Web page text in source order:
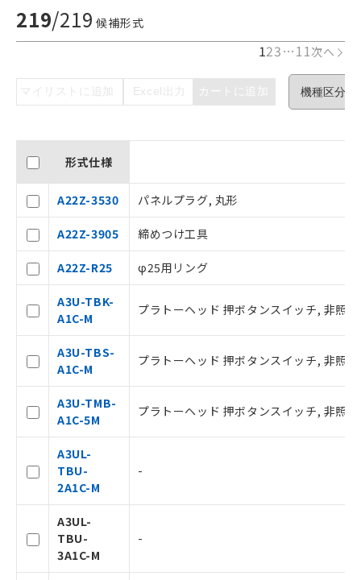
219/219 候補形式
123…11次へ
マイリストに追加 Excel出力 カートに追加
形式仕様
A22Z-3530 パネルプラグ, 丸形
A22Z-3905 締めつけ工具
A22Z-R25 φ25用リング
A3U-TBK-
A1C-M
プラトーヘッド 押ボタンスイッチ, 非照
A3U-TBS-
A1C-M
プラトーヘッド 押ボタンスイッチ, 非照
A3U-TMB-
A1C-5M
プラトーヘッド 押ボタンスイッチ, 非照
A3UL-
TBU-
2A1C-M
-
A3UL-
TBU-
3A1C-M
-
ご利用条件
以下の条件をお読みいただき、同意のうえ
ご利用ください。